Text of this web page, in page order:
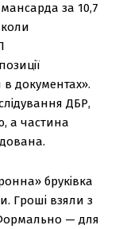
за 10,7
документах».
ДБР,
а частина
бруківка
Гроші взяли з
Формально — для